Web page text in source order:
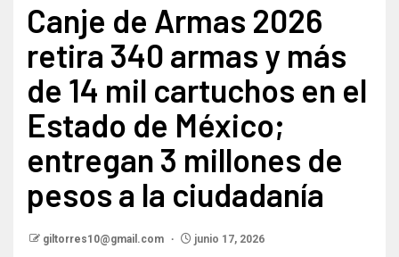
Canje de Armas 2026
retira 340 armas y más
de 14 mil cartuchos en el
Estado de México;
entregan 3 millones de
pesos a la ciudadanía
giltorres10@gmail.com junio 17, 2026